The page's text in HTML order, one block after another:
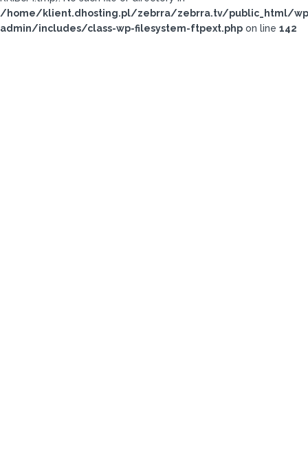
/home/klient.dhosting.pl/zebrra/zebrra.tv/public_html/
admin/includes/class-wp-filesystem-ftpext.php on line 142